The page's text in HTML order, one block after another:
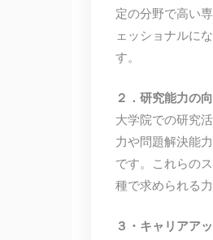
定の分野で高い
ェッショナルに
す。
２．研究能力の向
大学院での研究
力や問題解決能
です。これらの
種で求められる力
３・キャリアアッ